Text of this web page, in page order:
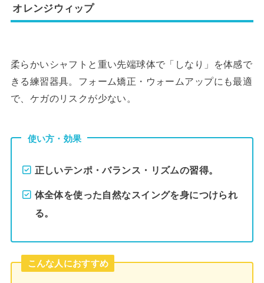
オレンジウィップ
柔らかいシャフトと重い先端球体で「しなり」を体感で
きる練習器具。フォーム矯正・ウォームアップにも最適
で、ケガのリスクが少ない。
使い方・効果
正しいテンポ・バランス・リズムの習得。
体全体を使った自然なスイングを身につけられ
る。
こんな人におすすめ